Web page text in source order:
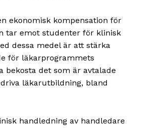
ekonomisk kompensation för
tar emot studenter för klinisk
dessa medel är att stärka
för läkarprogrammets
bekosta det som är avtalade
läkarutbildning, bland
handledning av handledare